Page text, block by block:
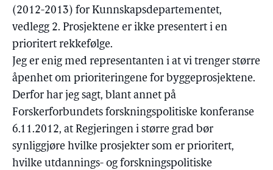
(2012-2013) for Kunnskapsdepartementet,
vedlegg 2. Prosjektene er ikke presentert i en
prioritert rekkefølge.
Jeg er enig med representanten i at vi trenger større
åpenhet om prioriteringene for byggeprosjektene.
Derfor har jeg sagt, blant annet på
Forskerforbundets forskningspolitiske konferanse
6.11.2012, at Regjeringen i større grad bør
synliggjøre hvilke prosjekter som er prioritert,
hvilke utdannings- og forskningspolitiske